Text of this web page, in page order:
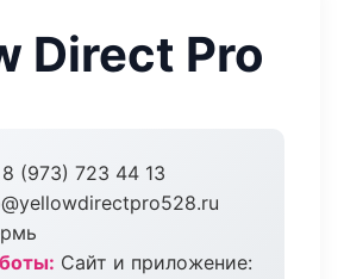
Direct Pro
8 (973) 723 44 13
Сайт и приложение: